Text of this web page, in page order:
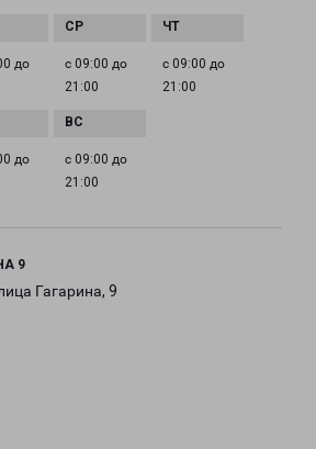
до
с 09:00 до
21:00
с 09:00 до
21:00
до
с 09:00 до
21:00
9
Гагарина, 9